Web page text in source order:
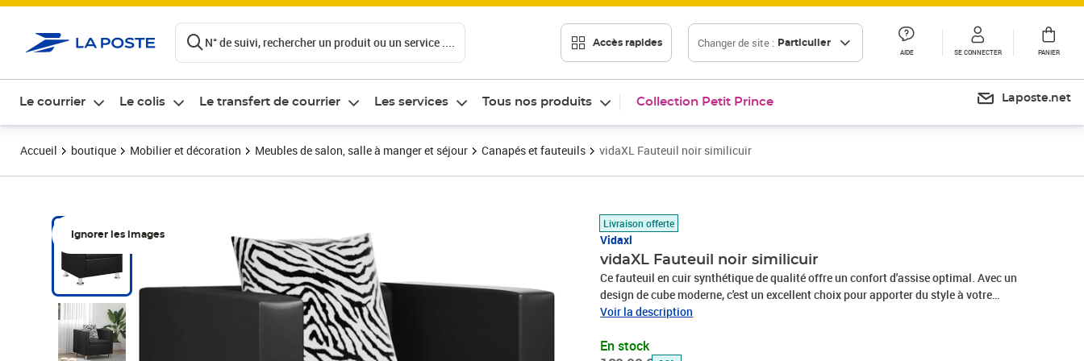
N° de suivi, rechercher un produit ou un service .... Accès rapides Changer de site : Particulier
AIDE SE CONNECTER PANIER
Le courrier Le colis Le transfert de courrier Les services Tous nos produits Collection Petit Prince Laposte.net
Accueil boutique Mobilier et décoration Meubles de salon, salle à manger et séjour Canapés et fauteuils vidaXL Fauteuil noir similicuir
Ignorer les images
Livraison offerte
Vidaxl
vidaXL Fauteuil noir similicuir
Ce fauteuil en cuir synthétique de qualité offre un confort d'assise optimal. Avec un
design de cube moderne, c'est un excellent choix pour apporter du style à votre
maison. Ce fauteuil cubique prend peu de place et offre des lignes simples pour
surface d'assise et d'un coussin épais pour un confort optimal. Le fauteuil est
Voir la description
En stock
Prix barré 189,99 €
Prix 154,89€